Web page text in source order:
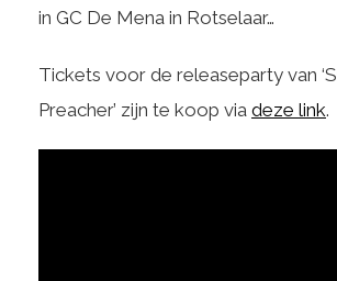
in GC De Mena in Rotselaar…
Tickets voor de releaseparty van
Preacher’ zijn te koop via deze link.